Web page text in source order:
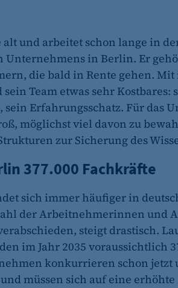
alt und arbeitet schon lange in
Unternehmens in Berlin. Er
die bald in Rente gehen.
Team etwas sehr Kostbares:
sein Erfahrungsschatz. Für das
möglichst viel davon zu
zur Sicherung des
377.000 Fachkräfte
sich immer häufiger in
der Arbeitnehmerinnen und
steigt drastisch.
im Jahr 2035 voraussichtlich
konkurrieren schon jetzt
müssen sich auf eine